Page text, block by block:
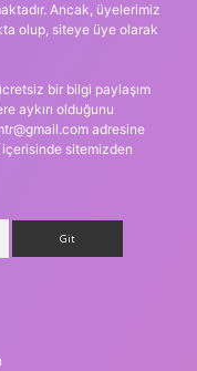
Ancak, üyelerimiz
olup, siteye üye olarak
bir bilgi paylaşım
aykırı olduğunu
adresine
sitemizden